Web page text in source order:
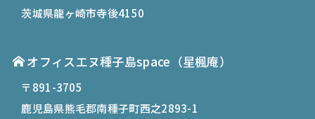
茨城県龍ヶ崎市寺後4150
オフィスエヌ種子島space （星楓庵）
〒891-3705
鹿児島県熊毛郡南種子町西之2893-1